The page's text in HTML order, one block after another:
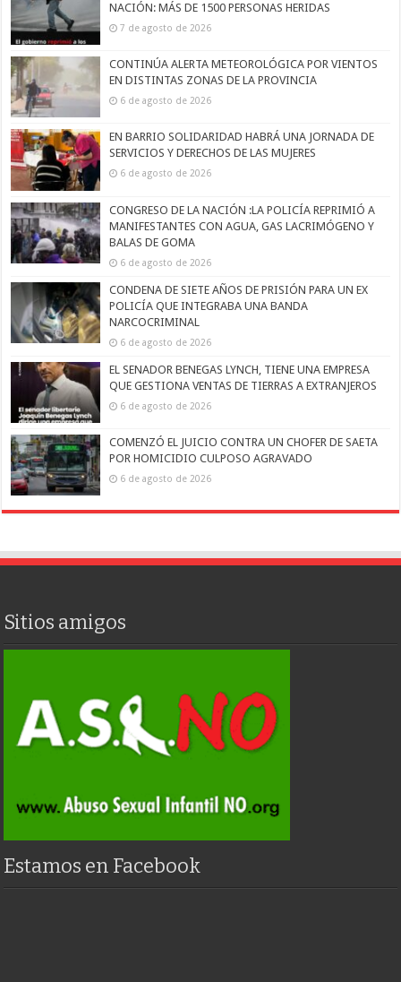
NACIÓN: MÁS DE 1500 PERSONAS HERIDAS
7 de agosto de 2026
CONTINÚA ALERTA METEOROLÓGICA POR VIENTOS
EN DISTINTAS ZONAS DE LA PROVINCIA
6 de agosto de 2026
EN BARRIO SOLIDARIDAD HABRÁ UNA JORNADA DE
SERVICIOS Y DERECHOS DE LAS MUJERES
6 de agosto de 2026
CONGRESO DE LA NACIÓN :LA POLICÍA REPRIMIÓ A
MANIFESTANTES CON AGUA, GAS LACRIMÓGENO Y
BALAS DE GOMA
6 de agosto de 2026
CONDENA DE SIETE AÑOS DE PRISIÓN PARA UN EX
POLICÍA QUE INTEGRABA UNA BANDA
NARCOCRIMINAL
6 de agosto de 2026
EL SENADOR BENEGAS LYNCH, TIENE UNA EMPRESA
QUE GESTIONA VENTAS DE TIERRAS A EXTRANJEROS
6 de agosto de 2026
COMENZÓ EL JUICIO CONTRA UN CHOFER DE SAETA
POR HOMICIDIO CULPOSO AGRAVADO
6 de agosto de 2026
Sitios amigos
Estamos en Facebook